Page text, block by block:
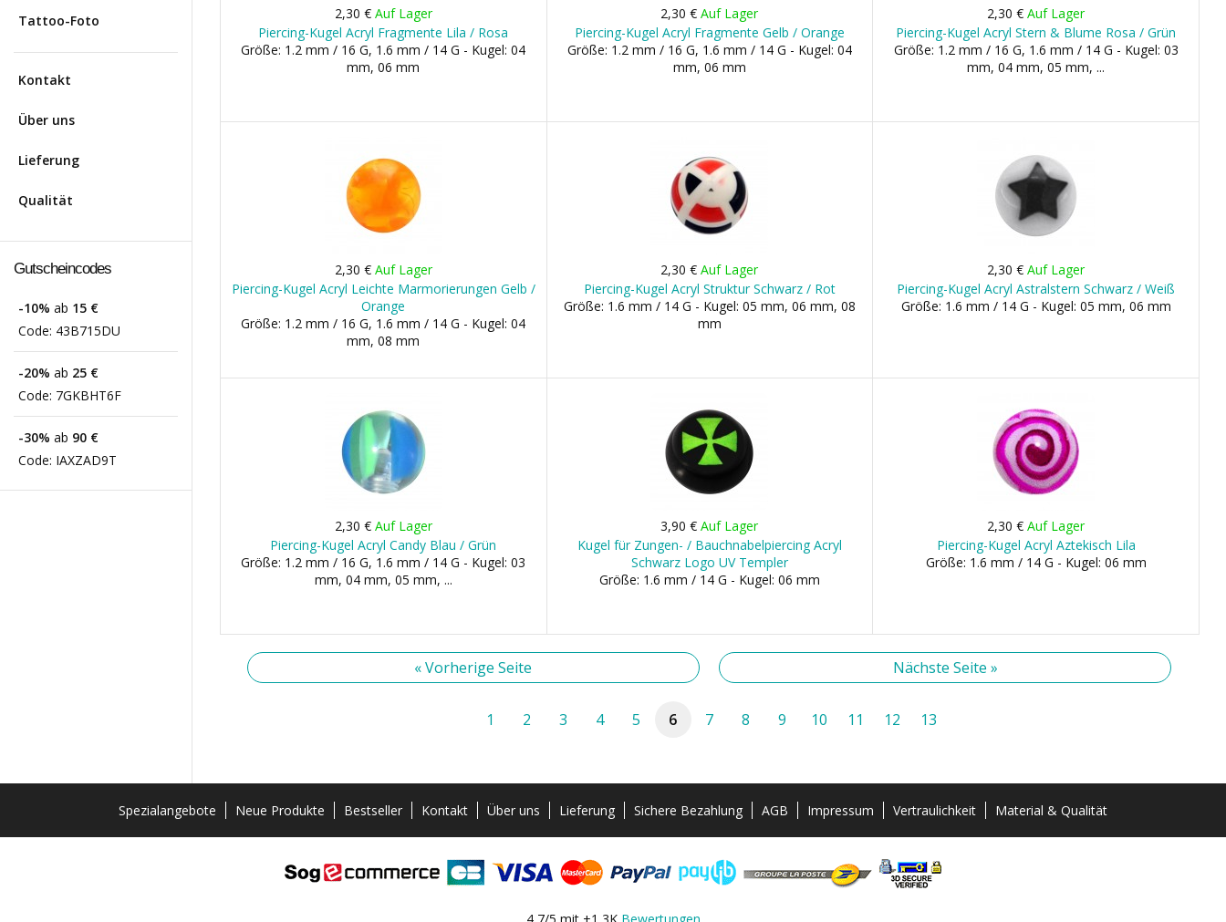
Tattoo-Foto
Kontakt
Über uns
Lieferung
Qualität
Gutscheincodes
-10% ab 15 €
Code: 43B715DU
-20% ab 25 €
Code: 7GKBHT6F
-30% ab 90 €
Code: IAXZAD9T
2,30 € Auf Lager
Piercing-Kugel Acryl Fragmente Lila / Rosa
Größe: 1.2 mm / 16 G, 1.6 mm / 14 G - Kugel: 04
mm, 06 mm
2,30 €Auf Lager
Piercing-Kugel Acryl Fragmente Gelb / Orange
Größe: 1.2 mm / 16 G, 1.6 mm / 14 G - Kugel: 04
mm, 06 mm
2,30 €Auf Lager
Piercing-Kugel Acryl Stern & Blume Rosa / Grün
Größe: 1.2 mm / 16 G, 1.6 mm / 14 G - Kugel: 03
mm, 04 mm, 05 mm, ...
2,30 € Auf Lager
Piercing-Kugel Acryl Leichte Marmorierungen Gelb /
Orange
Größe: 1.2 mm / 16 G, 1.6 mm / 14 G - Kugel: 04
mm, 08 mm
2,30 €Auf Lager
Piercing-Kugel Acryl Struktur Schwarz / Rot
Größe: 1.6 mm / 14 G - Kugel: 05 mm, 06 mm, 08
mm
2,30 €Auf Lager
Piercing-Kugel Acryl Astralstern Schwarz / Weiß
Größe: 1.6 mm / 14 G - Kugel: 05 mm, 06 mm
2,30 € Auf Lager
Piercing-Kugel Acryl Candy Blau / Grün
Größe: 1.2 mm / 16 G, 1.6 mm / 14 G - Kugel: 03
mm, 04 mm, 05 mm, ...
3,90 €Auf Lager
Kugel für Zungen- / Bauchnabelpiercing Acryl
Schwarz Logo UV Templer
Größe: 1.6 mm / 14 G - Kugel: 06 mm
2,30 €Auf Lager
Piercing-Kugel Acryl Aztekisch Lila
Größe: 1.6 mm / 14 G - Kugel: 06 mm
« Vorherige Seite Nächste Seite »
1 2 3 4 5 6 7 8 9 10 11 12 13
Spezialangebote Neue Produkte Bestseller Kontakt Über uns Lieferung Sichere Bezahlung AGB Impressum Vertraulichkeit Material & Qualität